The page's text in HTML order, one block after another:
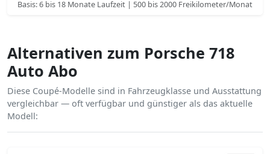
Basis: 6 bis 18 Monate Laufzeit | 500 bis 2000 Freikilometer/Monat
Alternativen zum Porsche 718
Auto Abo
Diese Coupé-Modelle sind in Fahrzeugklasse und Ausstattung
vergleichbar — oft verfügbar und günstiger als das aktuelle
Modell: